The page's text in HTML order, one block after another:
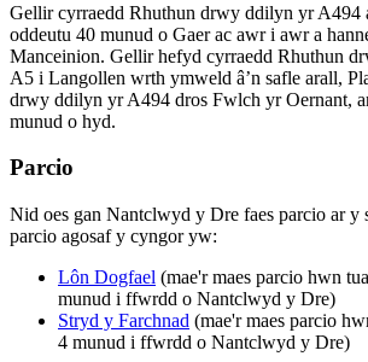
Gellir cyrraedd Rhuthun drwy ddilyn yr A494
oddeutu 40 munud o Gaer ac awr i awr a
Manceinion. Gellir hefyd cyrraedd Rhuthun
A5 i Langollen wrth ymweld â’n safle arall,
drwy ddilyn yr A494 dros Fwlch yr Oernant,
munud o hyd.
Parcio
Nid oes gan Nantclwyd y Dre faes parcio ar y
parcio agosaf y cyngor yw:
Lôn Dogfael (mae'r maes parcio hwn
munud i ffwrdd o Nantclwyd y Dre)
Stryd y Farchnad (mae'r maes parcio
4 munud i ffwrdd o Nantclwyd y Dre)